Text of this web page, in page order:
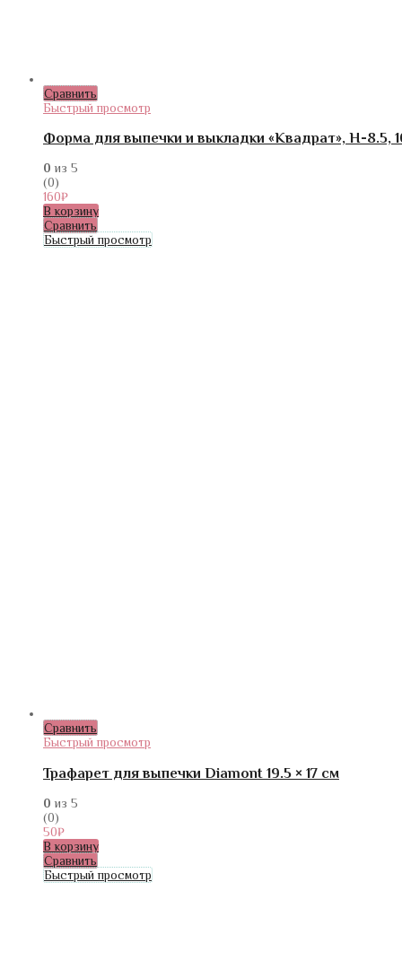
Сравнить
Быстрый просмотр
Форма для выпечки и выкладки «Квадрат», H-8.5,
0 из 5
(0)
160₽
В корзину
Сравнить
Быстрый просмотр
Сравнить
Быстрый просмотр
Трафарет для выпечки Diamont 19.5 × 17 см
0 из 5
(0)
50₽
В корзину
Сравнить
Быстрый просмотр